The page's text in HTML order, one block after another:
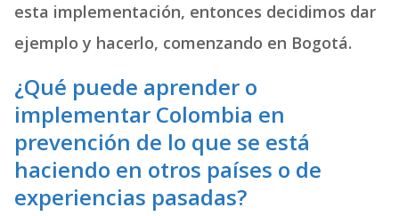
esta implementación, entonces decidimos dar
ejemplo y hacerlo, comenzando en Bogotá.
¿Qué puede aprender o
implementar Colombia en
prevención de lo que se está
haciendo en otros países o de
experiencias pasadas?